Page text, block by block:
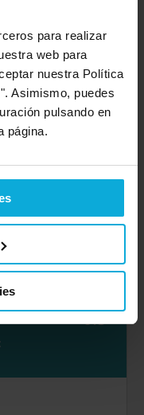
para realizar
web para
nuestra Política
Asimismo, puedes
pulsando en
página.
todavía no se han
2
6.5